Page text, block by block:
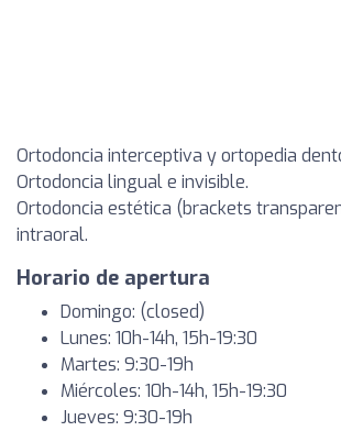
Ortodoncia interceptiva y ortopedia
Ortodoncia lingual e invisible.
Ortodoncia estética (brackets
intraoral.
Horario de apertura
Domingo: (closed)
Lunes: 10h-14h, 15h-19:30
Martes: 9:30-19h
Miércoles: 10h-14h, 15h-19:30
Jueves: 9:30-19h